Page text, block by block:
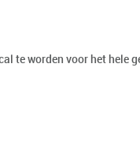
te worden voor het hele